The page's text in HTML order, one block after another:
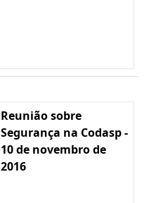
Reunião sobre
Segurança na Codasp -
10 de novembro de
2016